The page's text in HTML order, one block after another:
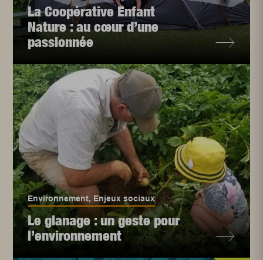
La Coopérative Enfant
Nature : au cœur d’une
passionnée
Environnement, Enjeux sociaux
Le glanage : un geste pour
l’environnement